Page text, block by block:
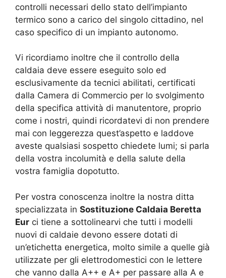
controlli necessari dello stato dell’impianto
termico sono a carico del singolo cittadino, nel
caso specifico di un impianto autonomo.
Vi ricordiamo inoltre che il controllo della
caldaia deve essere eseguito solo ed
esclusivamente da tecnici abilitati, certificati
dalla Camera di Commercio per lo svolgimento
della specifica attività di manutentore, proprio
come i nostri, quindi ricordatevi di non prendere
mai con leggerezza quest’aspetto e laddove
aveste qualsiasi sospetto chiedete lumi; si parla
della vostra incolumità e della salute della
vostra famiglia dopotutto.
Per vostra conoscenza inoltre la nostra ditta
specializzata in Sostituzione Caldaia Beretta
Eur ci tiene a sottolinearvi che tutti i modelli
nuovi di caldaie devono essere dotati di
un’etichetta energetica, molto simile a quelle già
utilizzate per gli elettrodomestici con le lettere
che vanno dalla A++ e A+ per passare alla A e